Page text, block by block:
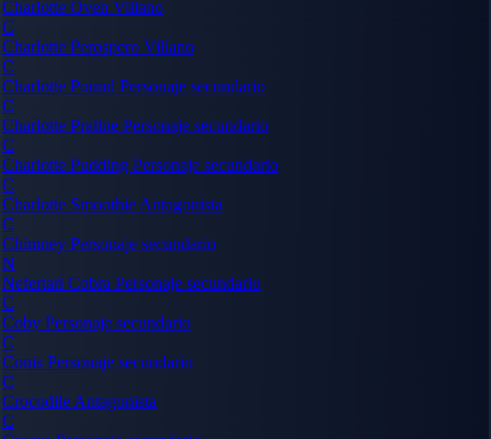
Charlotte Oven Villano
C
Charlotte Perospero Villano
C
Charlotte Pound Personaje secundario
C
Charlotte Praline Personaje secundario
C
Charlotte Pudding Personaje secundario
C
Charlotte Smoothie Antagonista
C
Chimney Personaje secundario
N
Nefertari Cobra Personaje secundario
C
Coby Personaje secundario
C
Conis Personaje secundario
C
Crocodile Antagonista
C